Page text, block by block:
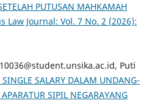
PUTUSAN MAHKAMAH
Law Journal: Vol. 7 No. 2 (2026):
Puti
SINGLE SALARY DALAM UNDANG-
SIPIL NEGARAYANG